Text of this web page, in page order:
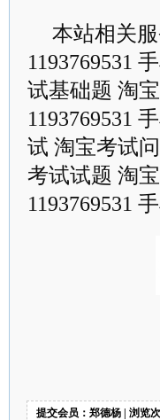
本站相关
1193769531
试基础题 淘
1193769531
试 淘宝考试
考试试题 淘
1193769531
提交会员：郑德杨 | 浏览